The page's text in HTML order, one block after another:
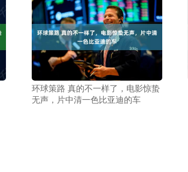
环球策路 真的不一样了，电影惊蛰
无声，片中清一色比亚迪的车